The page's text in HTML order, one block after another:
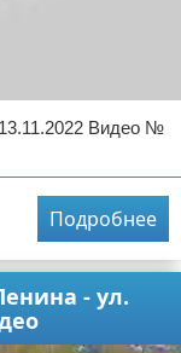
Видео №
Подробнее
- ул.